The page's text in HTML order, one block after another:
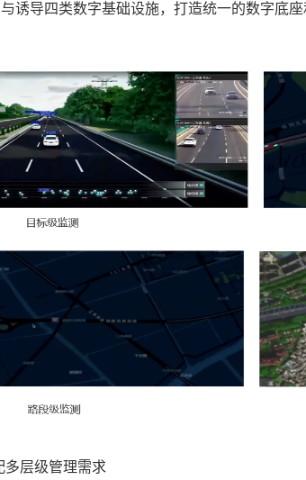
诱导四类数字基础设施，打造统一的数字底
层级管理需求